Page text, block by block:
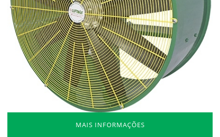
MAIS INFORMAÇÕES